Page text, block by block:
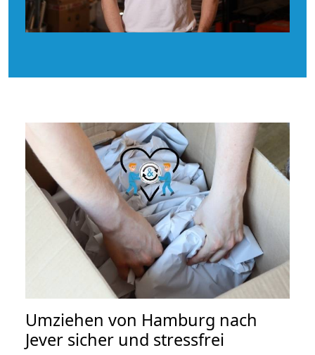
Umziehen von Hamburg nach
Jever sicher und stressfrei